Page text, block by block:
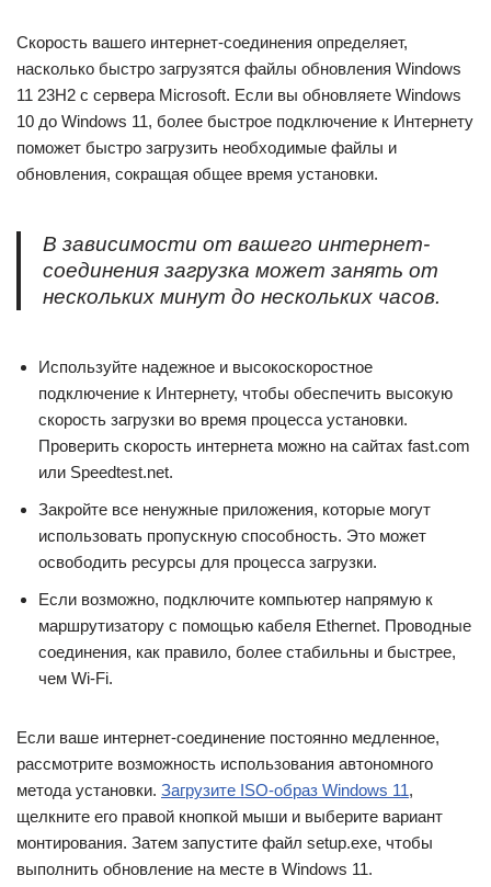
Скорость вашего интернет-соединения определяет,
насколько быстро загрузятся файлы обновления Windows
11 23H2 с сервера Microsoft. Если вы обновляете Windows
10 до Windows 11, более быстрое подключение к Интернету
поможет быстро загрузить необходимые файлы и
обновления, сокращая общее время установки.
В зависимости от вашего интернет-
соединения загрузка может занять от
нескольких минут до нескольких часов.
Используйте надежное и высокоскоростное
подключение к Интернету, чтобы обеспечить высокую
скорость загрузки во время процесса установки.
Проверить скорость интернета можно на сайтах fast.com
или Speedtest.net.
Закройте все ненужные приложения, которые могут
использовать пропускную способность. Это может
освободить ресурсы для процесса загрузки.
Если возможно, подключите компьютер напрямую к
маршрутизатору с помощью кабеля Ethernet. Проводные
соединения, как правило, более стабильны и быстрее,
чем Wi-Fi.
Если ваше интернет-соединение постоянно медленное,
рассмотрите возможность использования автономного
метода установки. Загрузите ISO-образ Windows 11,
щелкните его правой кнопкой мыши и выберите вариант
монтирования. Затем запустите файл setup.exe, чтобы
выполнить обновление на месте в Windows 11.